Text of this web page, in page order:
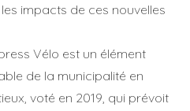
impacts de ces nouvelles
Vélo est un élément
de la municipalité en
voté en 2019, qui prévoit